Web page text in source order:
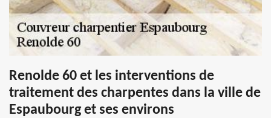
Renolde 60 et les interventions de
traitement des charpentes dans la ville de
Espaubourg et ses environs